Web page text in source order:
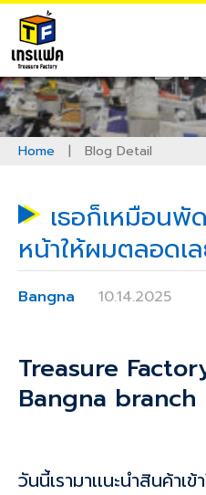
Skip
content
Treasure
Home | Blog Detail
เธอก็เหมือนพั
หน้าให้ผมตลอดเ
Bangna 10.14.2025
Treasure
Bangna branch
วันนี้เรามาเเนะนำสินค้าเข้